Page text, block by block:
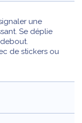
une
Se déplie
de stickers ou